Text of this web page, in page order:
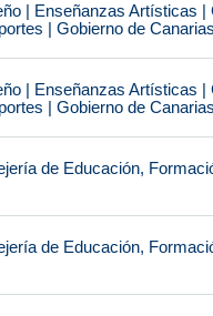
| Enseñanzas Artísticas
| Gobierno de
| Enseñanzas Artísticas
| Gobierno de
de Educación,
de Educación,